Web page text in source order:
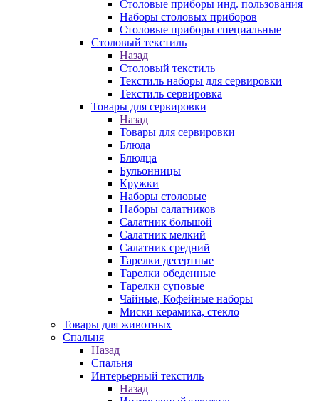
Столовые приборы инд. пользования
Наборы столовых приборов
Столовые приборы специальные
Столовый текстиль
Назад
Столовый текстиль
Текстиль наборы для сервировки
Текстиль сервировка
Товары для сервировки
Назад
Товары для сервировки
Блюда
Блюдца
Бульонницы
Кружки
Наборы столовые
Наборы салатников
Салатник большой
Салатник мелкий
Салатник средний
Тарелки десертные
Тарелки обеденные
Тарелки суповые
Чайные, Кофейные наборы
Миски керамика, стекло
Товары для животных
Спальня
Назад
Спальня
Интерьерный текстиль
Назад